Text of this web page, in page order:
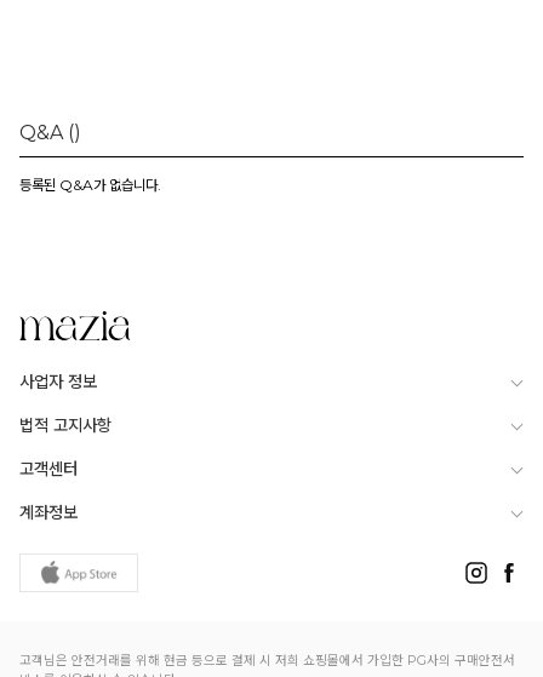
Q&A ()
등록된 Q&A가 없습니다.
사업자 정보
법적 고지사항
고객센터
계좌정보
고객님은 안전거래를 위해 현금 등으로 결제 시 저희 쇼핑몰에서 가입한 PG사의 구매안전서